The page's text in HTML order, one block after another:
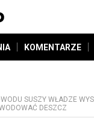
KOMENTARZE
SUSZY WŁADZE
DESZCZ